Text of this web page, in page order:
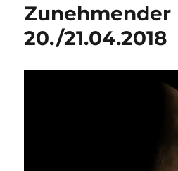
Zunehmender
20./21.04.2018